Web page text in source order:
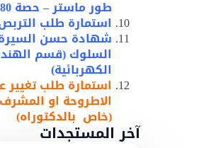
طور ماستر – حصة 80%
استمارة طلب
شهادة حسن
السلوك (قسم
الكهربائية)
استمارة طلب تغيير
الاطروحة او المشرف
(خاص بالدكتوراه)
آخر المستجدات